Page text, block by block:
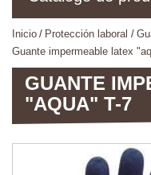
inicio protección laboral
guante impermeable latex
GUANTE
"AQUA" T-7